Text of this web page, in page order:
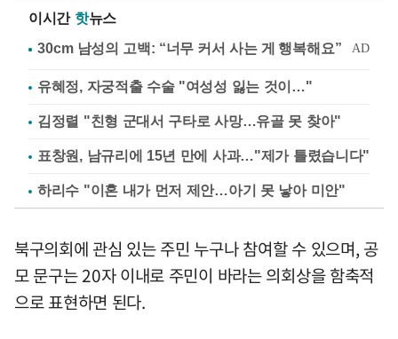
이시간 핫뉴스
유혜정, 자궁적출 수술 "여성성 잃는 것이…"
김정렬 "친형 군대서 구타로 사망…유골 못 찾아"
표창원, 남규리에 15년 만에 사과…"제가 틀렸습니다"
하리수 "이혼 내가 먼저 제안…아기 못 낳아 미안"
북구의회에 관심 있는 주민 누구나 참여할 수 있으며, 공
모 문구는 20자 이내로 주민이 바라는 의회상을 함축적
으로 표현하면 된다.